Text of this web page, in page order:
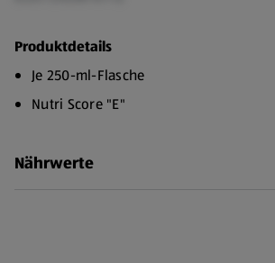
Produktdetails
Je 250-ml-Flasche
Nutri Score "E"
Nährwerte